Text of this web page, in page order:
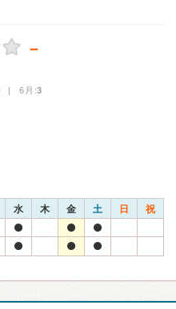
－
| 6月:3
水 木 金 土 日 祝